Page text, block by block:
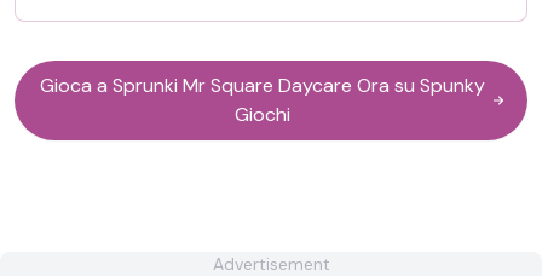
Gioca a Sprunki Mr Square Daycare Ora su Spunky
Giochi
Advertisement